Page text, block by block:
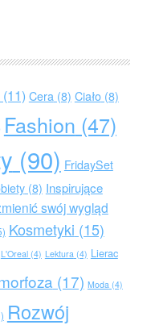
Cera(8) Ciało(8)
Fashion (47)
(90) FridaySet
(8) Inspirujące
swój wygląd
Kosmetyki (15)
L'Oreal(4) Lektura(4) Lierac
(17) Moda(4)
Rozwój